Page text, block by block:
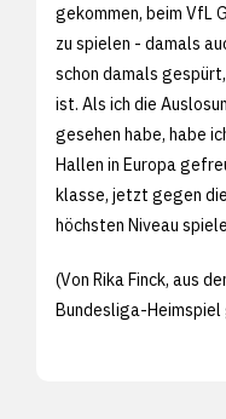
gekommen, beim VfL
zu spielen - damals
schon damals
ist. Als ich die
gesehen habe, habe
Hallen in Europa
klasse, jetzt gegen
höchsten Niveau
(Von Rika Finck, aus
Bundesliga-